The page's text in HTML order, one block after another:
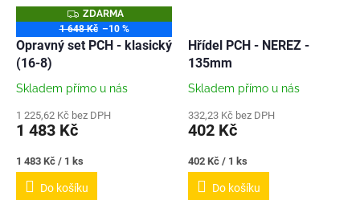
Z
D
A
R
ZDARMA
1 648 Kč –10 %
Opravný set PCH - klasický
(16-8)
Skladem přímo u nás
1 225,62 Kč bez DPH
1 483 Kč
Měrná
cena:
1 483 Kč / 1 ks
Do košíku
Hřídel PCH - NEREZ -
135mm
Skladem přímo u nás
332,23 Kč bez DPH
402 Kč
Měrná
cena:
402 Kč / 1 ks
Do košíku